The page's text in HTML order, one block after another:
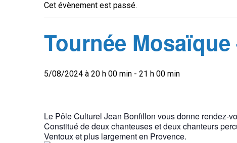
Cet évènement est passé.
Tournée
5/08/2024 à 20 h 00 min - 21 h 00 min
Le Pôle Culturel Jean Bonfillon vous donne rendez-
Constitué de deux chanteuses et deux chanteurs
Ventoux et plus largement en Provence.